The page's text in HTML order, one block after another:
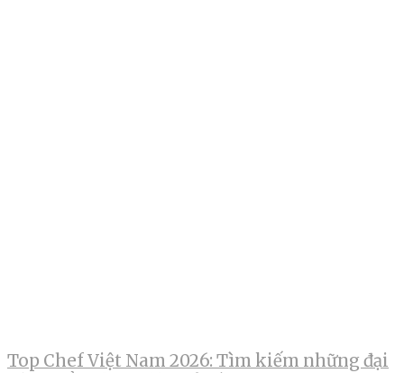
Top Chef Việt Nam 2026: Tìm kiếm những đại